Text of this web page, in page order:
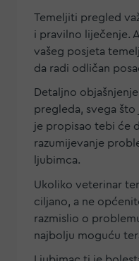
Temeljiti pregled
i pravilno liječenje.
vašeg posjeta
da radi odličan
Detaljno
pregleda, svega
je propisao tebi će
razumijevanje
ljubimca.
Ukoliko veterinar
ciljano, a ne
razmislio o
najbolju moguću